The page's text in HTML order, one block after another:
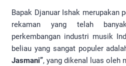
Bapak Djanuar Ishak merupakan
rekaman yang telah
perkembangan industri musik
beliau yang sangat populer
Jasmani”, yang dikenal luas oleh